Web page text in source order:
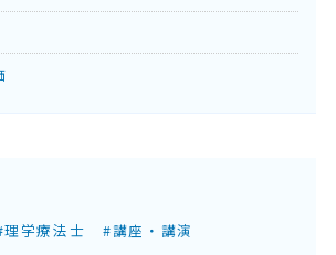
理学療法士
#講座・講演